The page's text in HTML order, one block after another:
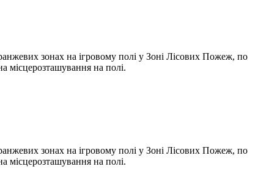
зонах на ігровому полі у Зоні Лісових Пожеж, по
місцерозташування на полі.
зонах на ігровому полі у Зоні Лісових Пожеж, по
місцерозташування на полі.